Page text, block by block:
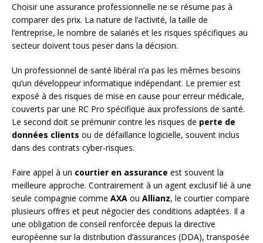
Choisir une assurance professionnelle ne se résume pas à
comparer des prix. La nature de l’activité, la taille de
l’entreprise, le nombre de salariés et les risques spécifiques au
secteur doivent tous peser dans la décision.
Un professionnel de santé libéral n’a pas les mêmes besoins
qu’un développeur informatique indépendant. Le premier est
exposé à des risques de mise en cause pour erreur médicale,
couverts par une RC Pro spécifique aux professions de santé.
Le second doit se prémunir contre les risques de perte de
données clients ou de défaillance logicielle, souvent inclus
dans des contrats cyber-risques.
Faire appel à un courtier en assurance est souvent la
meilleure approche. Contrairement à un agent exclusif lié à une
seule compagnie comme AXA ou Allianz, le courtier compare
plusieurs offres et peut négocier des conditions adaptées. Il a
une obligation de conseil renforcée depuis la directive
européenne sur la distribution d’assurances (DDA), transposée